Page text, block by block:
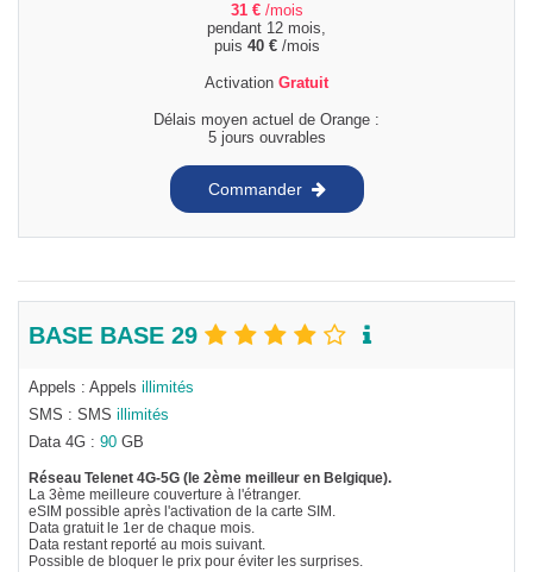
31 € /mois
pendant 12 mois,
puis 40 €/mois
Activation Gratuit
Délais moyen actuel de Orange :
5 jours ouvrables
Commander
BASE BASE 29
Appels : Appels illimités
SMS : SMS illimités
Data 4G : 90 GB
Réseau Telenet 4G-5G (le 2ème meilleur en Belgique).
La 3ème meilleure couverture à l'étranger.
eSIM possible après l'activation de la carte SIM.
Data gratuit le 1er de chaque mois.
Data restant reporté au mois suivant.
Possible de bloquer le prix pour éviter les surprises.